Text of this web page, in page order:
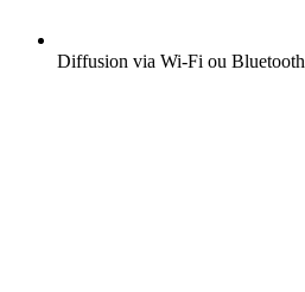
Diffusion via Wi-Fi ou Bluetooth